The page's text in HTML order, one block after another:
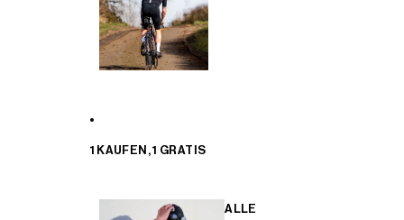
1 KAUFEN, 1 GRATIS
ALLE